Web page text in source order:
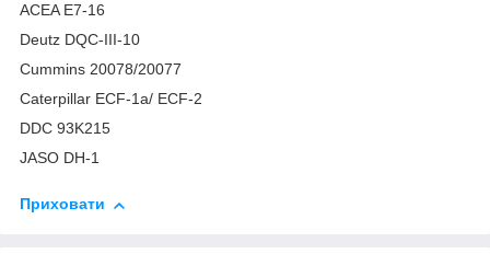
ACEA E7-16
Deutz DQC-III-10
Cummins 20078/20077
Caterpillar ECF-1a/ ECF-2
DDC 93K215
JASO DH-1
Приховати